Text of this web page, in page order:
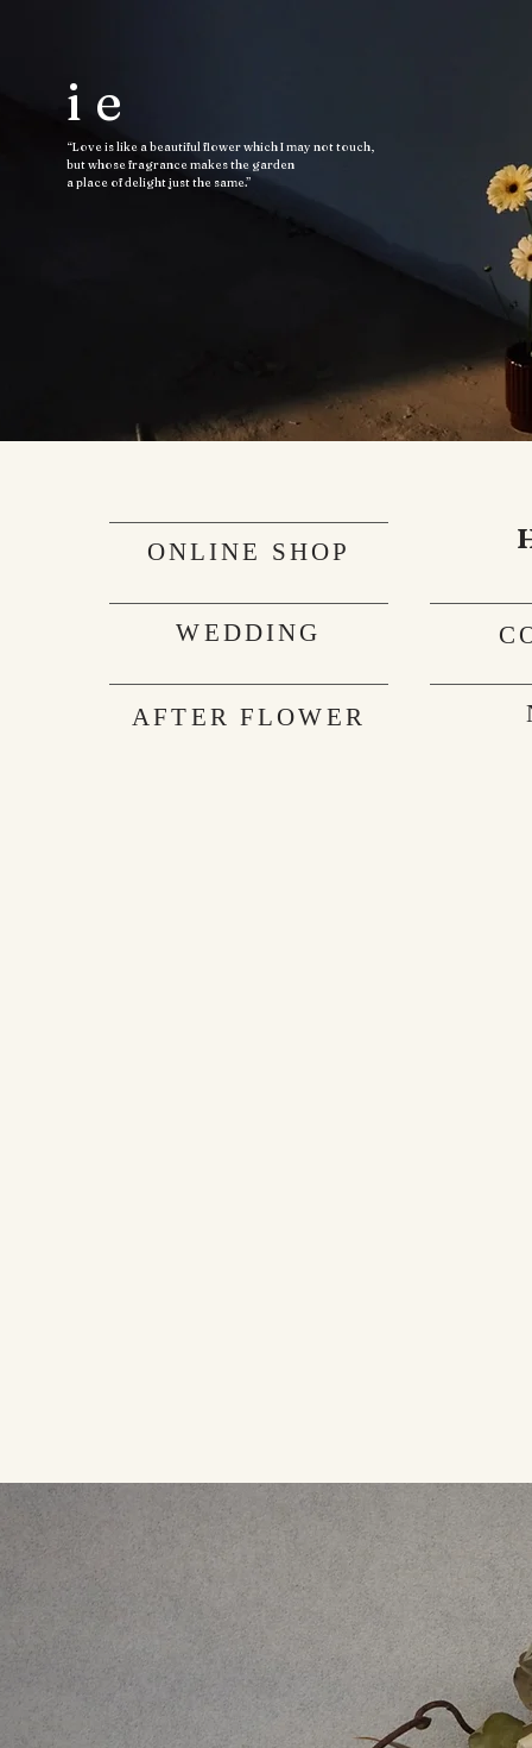
ie
“Love is like a beautiful flower which I may not touch,
but whose fragrance makes the garden
a place of delight just the same.”
ONLINE SHOP
WEDDING
AFTER FLOWER